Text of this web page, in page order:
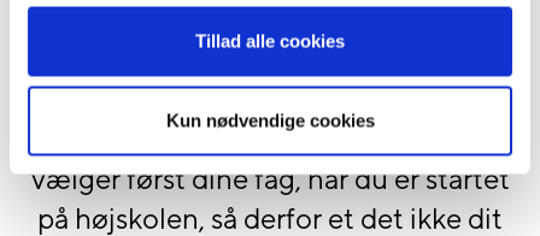
Tillad alle cookies
Kun nødvendige cookies
skema. Start med at vælge den periode,
som du gerne vil lave et skema for. Klik
herefter på fagene under skemaet og
se hvordan dit skema kan se ud. Du
vælger først dine fag, når du er startet
på højskolen, så derfor et det ikke dit